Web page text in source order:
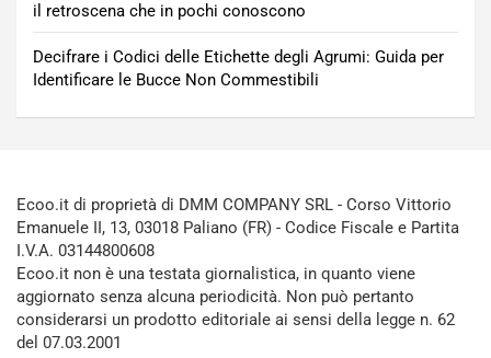
il retroscena che in pochi conoscono
Decifrare i Codici delle Etichette degli Agrumi: Guida per
Identificare le Bucce Non Commestibili
Ecoo.it di proprietà di DMM COMPANY SRL - Corso Vittorio
Emanuele II, 13, 03018 Paliano (FR) - Codice Fiscale e Partita
I.V.A. 03144800608
Ecoo.it non è una testata giornalistica, in quanto viene
aggiornato senza alcuna periodicità. Non può pertanto
considerarsi un prodotto editoriale ai sensi della legge n. 62
del 07.03.2001